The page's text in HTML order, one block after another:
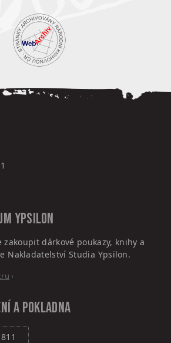
Ypsilon
zakoupit dárkové poukazy, knihy a
Nakladatelství Studia Ypsilon.
›
a pokladna